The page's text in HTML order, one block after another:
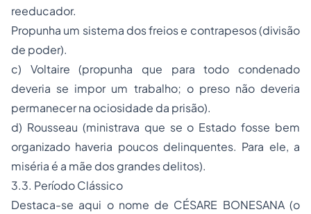
reeducador.
Propunha um sistema dos freios e contrapesos (divisão
de poder).
c) Voltaire (propunha que para todo condenado
deveria se impor um trabalho; o preso não deveria
permanecer na ociosidade da prisão).
d) Rousseau (ministrava que se o Estado fosse bem
organizado haveria poucos delinquentes. Para ele, a
miséria é a mãe dos grandes delitos).
3.3. Período Clássico
Destaca-se aqui o nome de CÉSARE BONESANA (o